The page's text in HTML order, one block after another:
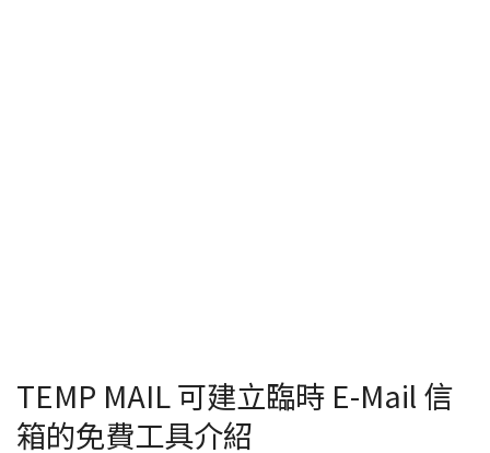
TEMP MAIL 可建立臨時 E-Mail 信
箱的免費工具介紹